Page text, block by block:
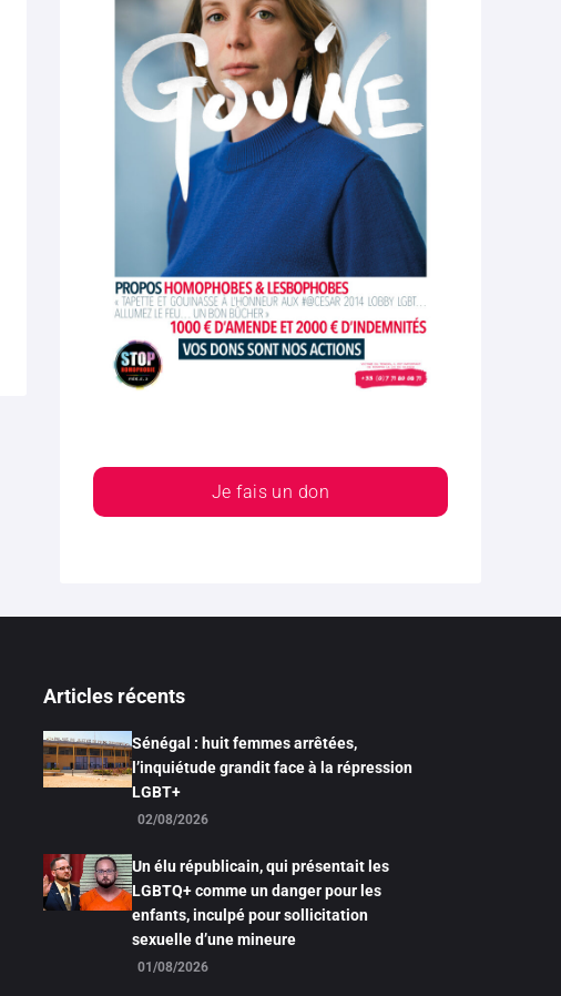
Je fais un don
Articles récents
Sénégal : huit femmes arrêtées,
l’inquiétude grandit face à la répression
LGBT+
02/08/2026
Un élu républicain, qui présentait les
LGBTQ+ comme un danger pour les
enfants, inculpé pour sollicitation
sexuelle d’une mineure
01/08/2026